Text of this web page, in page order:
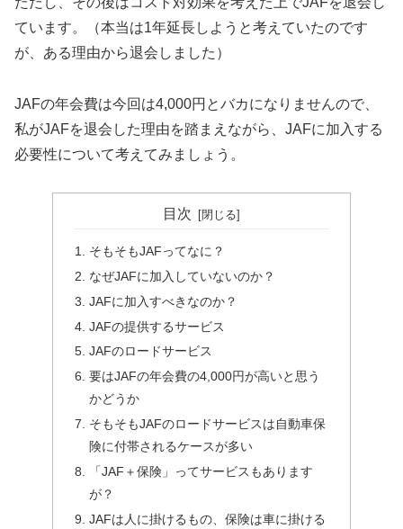
ています。（本当は1年延長しようと考えていたのです
が、ある理由から退会しました）
JAFの年会費は今回は4,000円とバカになりませんので、
私がJAFを退会した理由を踏まえながら、JAFに加入する
必要性について考えてみましょう。
目次
そもそもJAFってなに？
なぜJAFに加入していないのか？
JAFに加入すべきなのか？
JAFの提供するサービス
JAFのロードサービス
要はJAFの年会費の4,000円が高いと思う
かどうか
そもそもJAFのロードサービスは自動車保
険に付帯されるケースが多い
「JAF＋保険」ってサービスもあります
が？
JAFは人に掛けるもの、保険は車に掛ける